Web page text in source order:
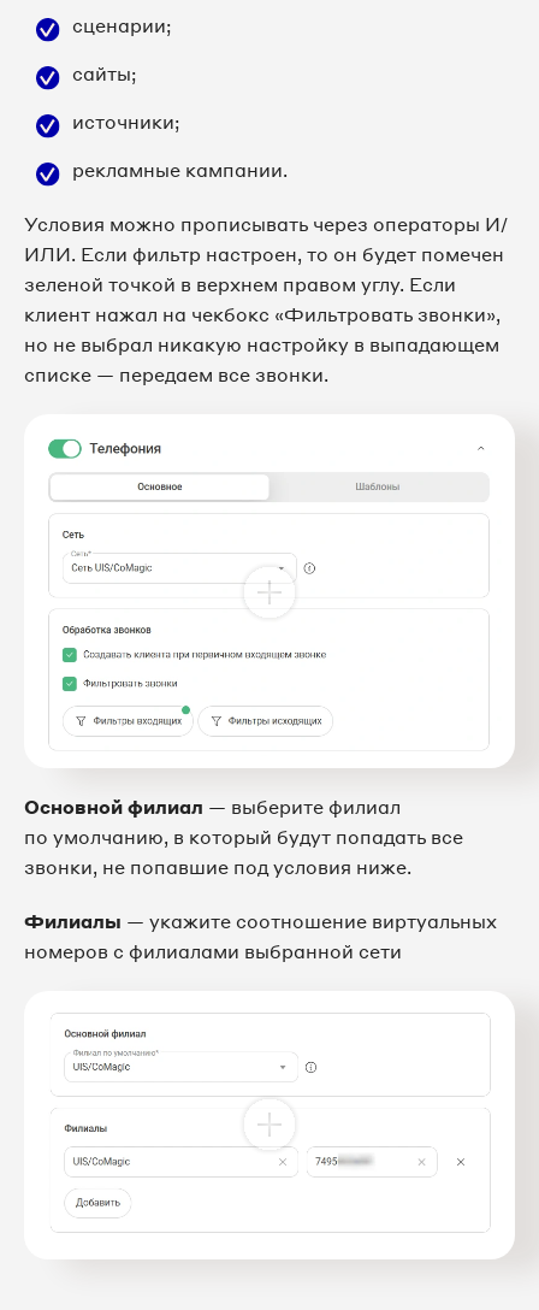
сценарии;
сайты;
источники;
рекламные кампании.
Условия можно прописывать через операторы И/
ИЛИ. Если фильтр настроен, то он будет помечен
зеленой точкой в верхнем правом углу. Если
клиент нажал на чекбокс «Фильтровать звонки»,
но не выбрал никакую настройку в выпадающем
списке — передаем все звонки.
Основной филиал — выберите филиал
по умолчанию, в который будут попадать все
звонки, не попавшие под условия ниже.
Филиалы — укажите соотношение виртуальных
номеров с филиалами выбранной сети